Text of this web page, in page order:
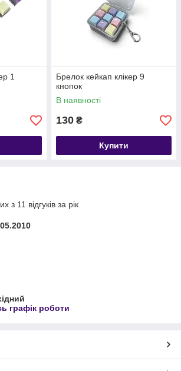
1
Брелок кейкап клікер 9
кнопок
В наявності
130 ₴
Купити
з 11 відгуків за рік
графік роботи